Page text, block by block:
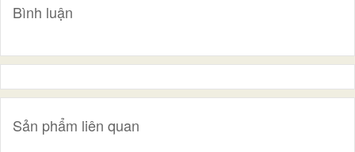
Bình luận
Sản phẩm liên quan